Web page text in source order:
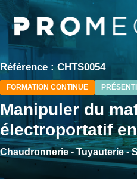
Aller
au
contenu
principal
Référence : CHTS0054
FORMATION CONTINUE
Manipuler du
électroportatif
Chaudronnerie - Tuyauterie -
Panneau de gestion des cookies